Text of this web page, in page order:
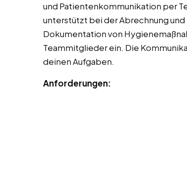
und Patientenkommunikation per
unterstützt bei der Abrechnung
Dokumentation von
Teammitglieder ein. Die
deinen Aufgaben.
Anforderungen: